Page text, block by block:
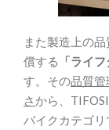
また製造上の
償する
「ライ
す。その品質管
さ から、
バイクカテゴ